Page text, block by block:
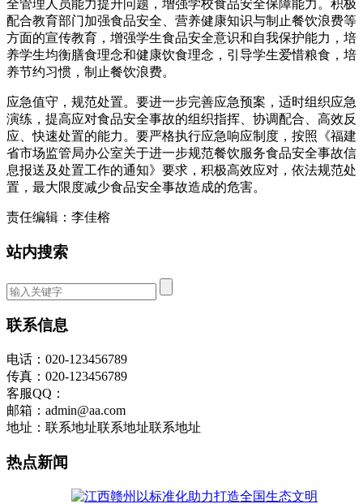
全管理人员能力提升问题，增强学校食品安全保障能力。积极
配合教育部门加强食品安全、营养健康知识与制止餐饮浪费等
方面的宣传教育，增强学生食品安全意识和自我保护能力，培
养学生均衡膳食理念和健康饮食理念，引导学生爱惜粮食，培
养节约习惯，制止餐饮浪费。
应急值守，规范处置。要进一步完善应急预案，适时组织应急
演练，提高应对食品安全事故的组织指挥、协调配合、高效反
应、快速处置的能力。要严格执行应急响应制度，按照《福建
省市场监管局办公室关于进一步规范餐饮服务食品安全事故信
息报送及处置工作的通知》要求，积极高效应对，依法规范处
置，最大限度减少食品安全事故造成的危害。
责任编辑：李佳榕
站内搜索
联系信息
电话：020-123456789
传真：020-123456789
客服QQ：
邮箱：admin@aa.com
地址：联系地址联系地址联系地址
热点新闻